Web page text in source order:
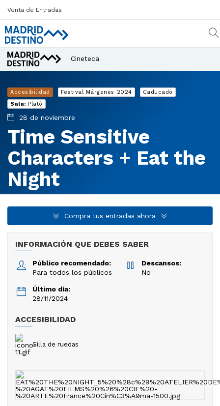
Venta de Entradas
¿Qué estás buscando?
Cineteca
Accesibilidad Festival Márgenes 2024
Caducado
Sala: Plató
28 de noviembre
Time Sensitive
Characters + Eat the
Night
Compra tus entradas ahora
INFORMACIÓN QUE DEBES SABER
Público recomendado:
Para todos los públicos
Descansos:
No
Último día:
28/11/2024
ACCESIBILIDAD
Silla de ruedas